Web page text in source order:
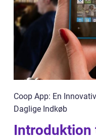
Coop App: En
Daglige Indkøb
Introduktion